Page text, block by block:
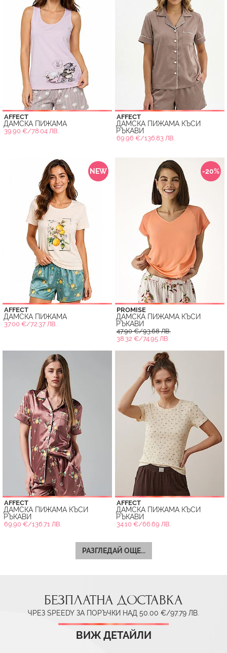
AFFECT
ДАМСКА ПИЖАМА
39.90 €/78.04 ЛВ.
AFFECT
ДАМСКА ПИЖАМА КЪСИ
РЪКАВИ
69.96 €/136.83 ЛВ.
NEW
AFFECT
ДАМСКА ПИЖАМА
37.00 €/72.37 ЛВ.
-20%
PROMISE
ДАМСКА ПИЖАМА КЪСИ
РЪКАВИ
47.90 €/93.68 ЛВ.
38.32 €/74.95 ЛВ.
AFFECT
ДАМСКА ПИЖАМА КЪСИ
РЪКАВИ
69.90 €/136.71 ЛВ.
AFFECT
ДАМСКА ПИЖАМА КЪСИ
РЪКАВИ
34.10 €/66.69 ЛВ.
РАЗГЛЕДАЙ ОЩЕ...
БЕЗПЛАТНА ДОСТАВКА
ЧРЕЗ SPEEDY ЗА ПОРЪЧКИ НАД 50.00 €/97.79 ЛВ.
ВИЖ ДЕТАЙЛИ